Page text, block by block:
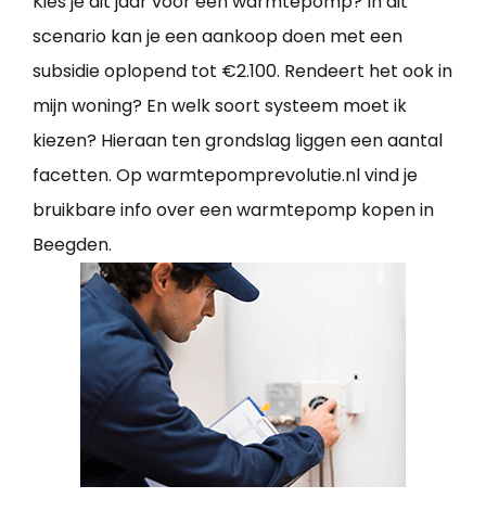
scenario kan je een aankoop doen met een
subsidie oplopend tot €2.100. Rendeert het ook in
mijn woning? En welk soort systeem moet ik
kiezen? Hieraan ten grondslag liggen een aantal
facetten. Op warmtepomprevolutie.nl vind je
bruikbare info over een warmtepomp kopen in
Beegden.